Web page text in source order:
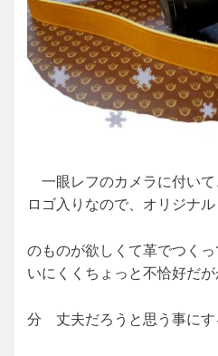
一眼レフのカメラに付い
ロゴ入りなので、オリジナル
のものが欲しくて革でつく
いにくくちょっと不恰好だ
分 丈夫だろうと思う事にす